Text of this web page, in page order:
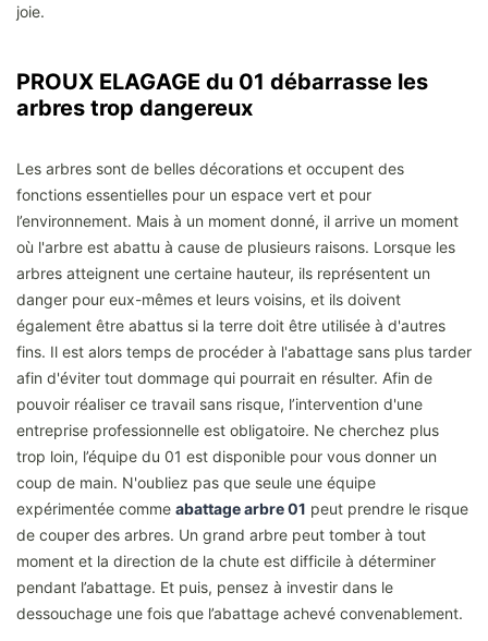
joie.
PROUX ELAGAGE du 01 débarrasse les
arbres trop dangereux
Les arbres sont de belles décorations et occupent des
fonctions essentielles pour un espace vert et pour
l’environnement. Mais à un moment donné, il arrive un moment
où l'arbre est abattu à cause de plusieurs raisons. Lorsque les
arbres atteignent une certaine hauteur, ils représentent un
danger pour eux-mêmes et leurs voisins, et ils doivent
également être abattus si la terre doit être utilisée à d'autres
fins. Il est alors temps de procéder à l'abattage sans plus tarder
afin d'éviter tout dommage qui pourrait en résulter. Afin de
pouvoir réaliser ce travail sans risque, l’intervention d'une
entreprise professionnelle est obligatoire. Ne cherchez plus
trop loin, l’équipe du 01 est disponible pour vous donner un
coup de main. N'oubliez pas que seule une équipe
expérimentée comme abattage arbre 01 peut prendre le risque
de couper des arbres. Un grand arbre peut tomber à tout
moment et la direction de la chute est difficile à déterminer
pendant l’abattage. Et puis, pensez à investir dans le
dessouchage une fois que l’abattage achevé convenablement.